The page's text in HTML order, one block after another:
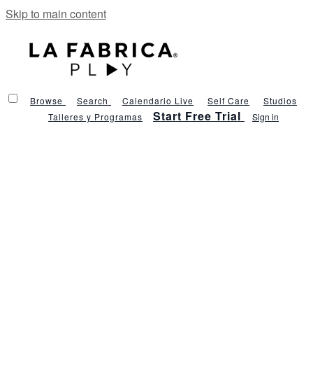
Skip to main content
Browse Search Calendario Live Self Care
Studios
Talleres y Programas
Start Free Trial Sign in